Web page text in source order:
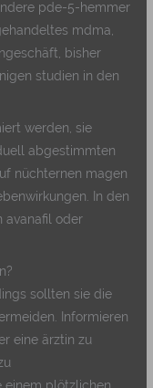
pde-5-hemmer
mdma,
bisher
studien in den
werden, sie
abgestimmten
nüchternen magen
In den
avanafil oder
sollten sie die
Informieren
eine ärztin zu